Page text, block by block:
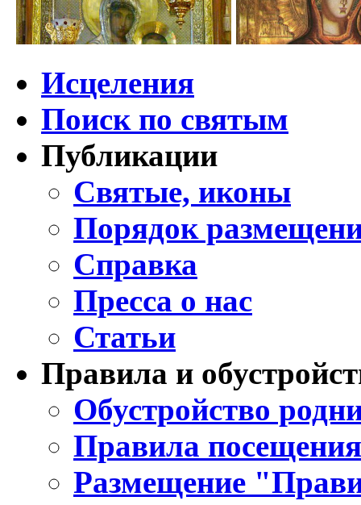
Исцеления
Поиск по святым
Публикации
Святые, иконы
Порядок
Справка
Пресса о нас
Статьи
Правила и
Обустройство
Правила
Размещение